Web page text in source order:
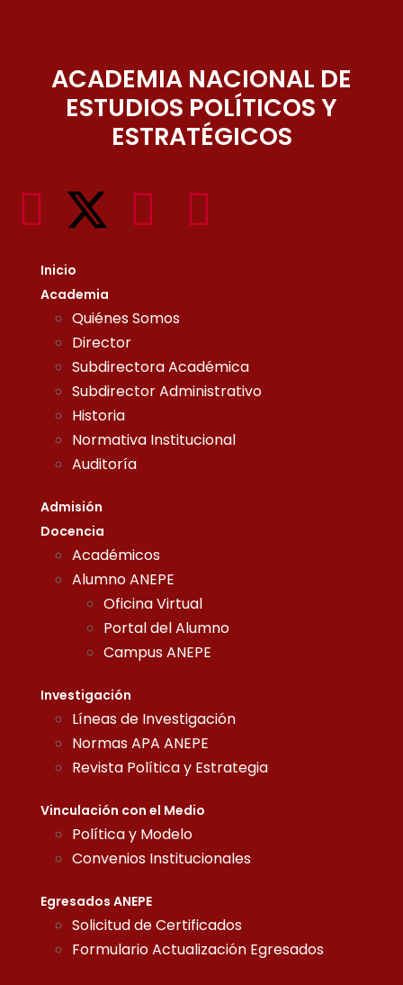
ACADEMIA NACIONAL DE
ESTUDIOS POLÍTICOS Y
ESTRATÉGICOS
Inicio
Academia
Quiénes Somos
Director
Subdirectora Académica
Subdirector Administrativo
Historia
Normativa Institucional
Auditoría
Admisión
Docencia
Académicos
Alumno ANEPE
Oficina Virtual
Portal del Alumno
Campus ANEPE
Investigación
Líneas de Investigación
Normas APA ANEPE
Revista Política y Estrategia
Vinculación con el Medio
Política y Modelo
Convenios Institucionales
Egresados ANEPE
Solicitud de Certificados
Formulario Actualización Egresados